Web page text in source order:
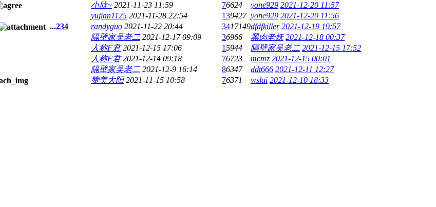
小欣~ 2021-11-23 11:59 76624 yone929 2021-12-20 11:57
yujian1125 2021-11-28 22:54 139427 yone929 2021-12-20 11:56
...234 randyguo 2021-11-22 20:44 3417149dfdfkiller 2021-12-19 19:57
隔壁家吴老二 2021-12-17 09:09 36966 黑肉老妖 2021-12-18 00:37
人称F君 2021-12-15 17:06 15944 隔壁家吴老二 2021-12-15 17:52
人称F君 2021-12-14 09:18 76723 mcmz 2021-12-15 00:01
隔壁家吴老二 2021-12-9 16:14 86347 ddt666 2021-12-11 12:27
赞美大阳 2021-11-15 10:58 76371 wslai 2021-12-10 18:33